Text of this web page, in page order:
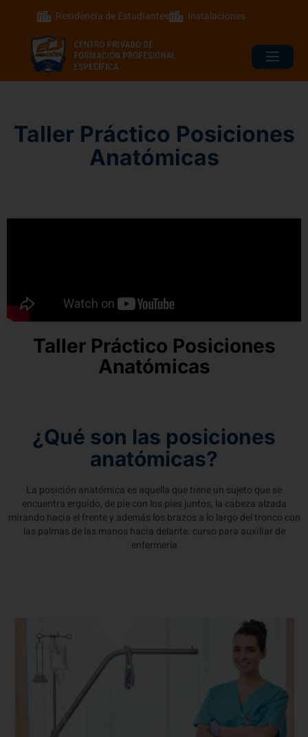
Residencia de Estudiantes Instalaciones
Taller Práctico Posiciones
Anatómicas
Taller Práctico Posiciones
Anatómicas
¿Qué son las posiciones
anatómicas?
La posición anatómica es aquella que tiene un sujeto que se
encuentra erguido, de pie con los pies juntos, la cabeza alzada
mirando hacia el frente y además los brazos a lo largo del tronco con
las palmas de las manos hacia delante. curso para auxiliar de
enfermería